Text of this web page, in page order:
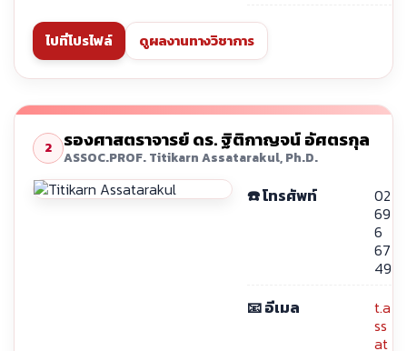
ไปที่โปรไฟล์ ดูผลงานทางวิชาการ
2 รองศาสตราจารย์ ดร. ฐิติกาญจน์ อัศตรกุล
ASSOC.PROF. Titikarn Assatarakul, Ph.D.
☎️ โทรศัพท์
02
69
6
67
49
📧 อีเมล
t.a
ss
at